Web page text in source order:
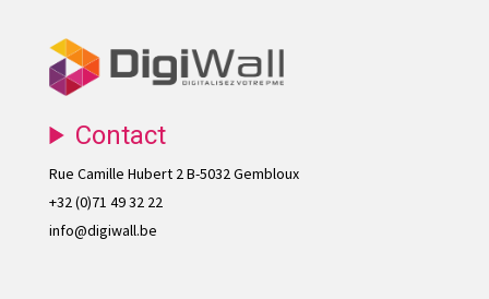
Contact
Rue Camille Hubert 2 B-5032 Gembloux
+32 (0)71 49 32 22
info@digiwall.be